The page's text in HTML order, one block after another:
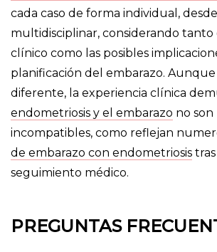
cada caso de forma individual,
multidisciplinar, considerando tanto
clínico como las posibles
planificación del embarazo. Aunque
diferente, la experiencia clínica
endometriosis y el embarazo no son
incompatibles, como reflejan
de embarazo con endometriosis
seguimiento médico.
PREGUNTAS